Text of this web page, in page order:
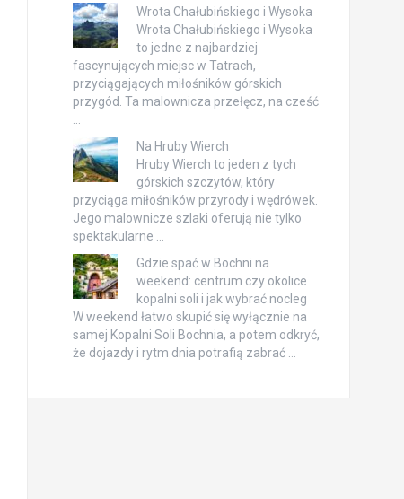
Wrota Chałubińskiego i Wysoka
Wrota Chałubińskiego i Wysoka
to jedne z najbardziej
fascynujących miejsc w Tatrach,
przyciągających miłośników górskich
przygód. Ta malownicza przełęcz, na cześć
…
Na Hruby Wierch
Hruby Wierch to jeden z tych
górskich szczytów, który
przyciąga miłośników przyrody i wędrówek.
Jego malownicze szlaki oferują nie tylko
spektakularne …
Gdzie spać w Bochni na
weekend: centrum czy okolice
kopalni soli i jak wybrać nocleg
W weekend łatwo skupić się wyłącznie na
samej Kopalni Soli Bochnia, a potem odkryć,
że dojazdy i rytm dnia potrafią zabrać …